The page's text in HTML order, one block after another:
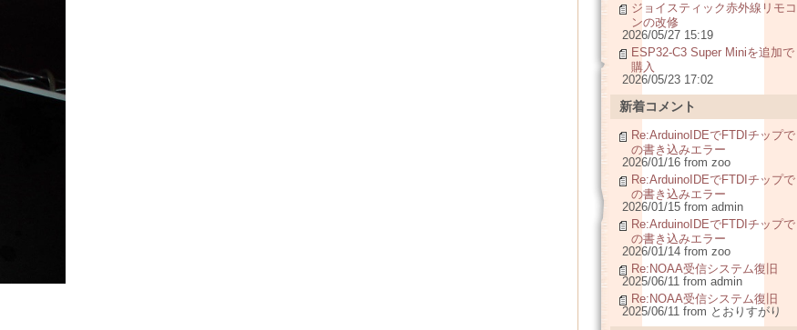
ジョイスティック赤外線リモコ
ンの改修
2026/05/27 15:19
ESP32-C3 Super Miniを追加で
購入
2026/05/23 17:02
新着コメント
Re:ArduinoIDEでFTDIチップで
の書き込みエラー
2026/01/16 from zoo
Re:ArduinoIDEでFTDIチップで
の書き込みエラー
2026/01/15 from admin
Re:ArduinoIDEでFTDIチップで
の書き込みエラー
2026/01/14 from zoo
Re:NOAA受信システム復旧
2025/06/11 from admin
Re:NOAA受信システム復旧
2025/06/11 from とおりすがり